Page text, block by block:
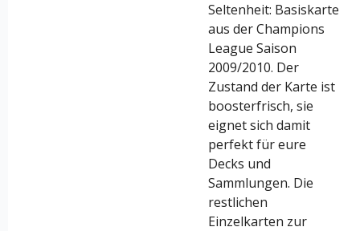
Seltenheit: Basiskarte
aus der Champions
League Saison
2009/2010. Der
Zustand der Karte ist
boosterfrisch, sie
eignet sich damit
perfekt für eure
Decks und
Sammlungen. Die
restlichen
Einzelkarten zur